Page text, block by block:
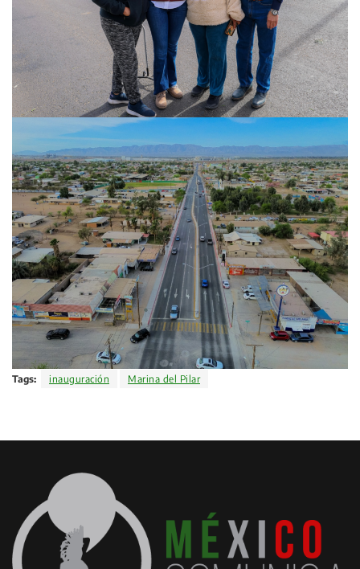
Tags: inauguración Marina del Pilar